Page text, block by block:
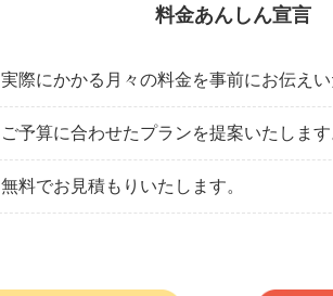
料金あんしん宣言
実際にかかる月々の料金を事前にお伝えい
ご予算に合わせたプランを提案いたします
無料でお見積もりいたします。